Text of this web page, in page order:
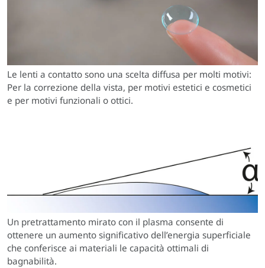
Le lenti a contatto sono una scelta diffusa per molti motivi:
Per la correzione della vista, per motivi estetici e cosmetici
e per motivi funzionali o ottici.
Un pretrattamento mirato con il plasma consente di
ottenere un aumento significativo dell’energia superficiale
che conferisce ai materiali le capacità ottimali di
bagnabilità.